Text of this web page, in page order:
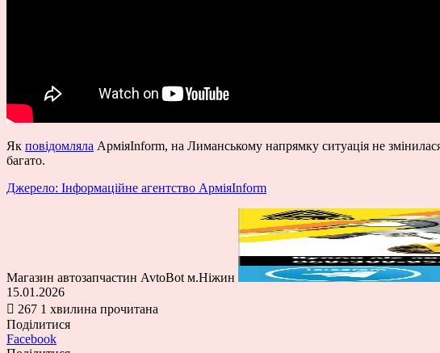
Як повідомляла АрміяInform, на Лиманському напрямку ситуація не
багато.
Джерело: Інформаційне агентство АрміяInform
Магазин автозапчастин AvtoBot м.Ніжин
15.01.2026
267 1 хвилина прочитана
Поділитися
Facebook